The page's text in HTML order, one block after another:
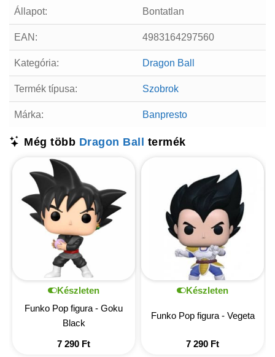
Állapot: Bontatlan
EAN: 4983164297560
Kategória: Dragon Ball
Termék típusa: Szobrok
Márka: Banpresto
Még több Dragon Ball termék
Készleten
Funko Pop figura - Goku
Black
7 290 Ft
Készleten
Funko Pop figura - Vegeta
7 290 Ft